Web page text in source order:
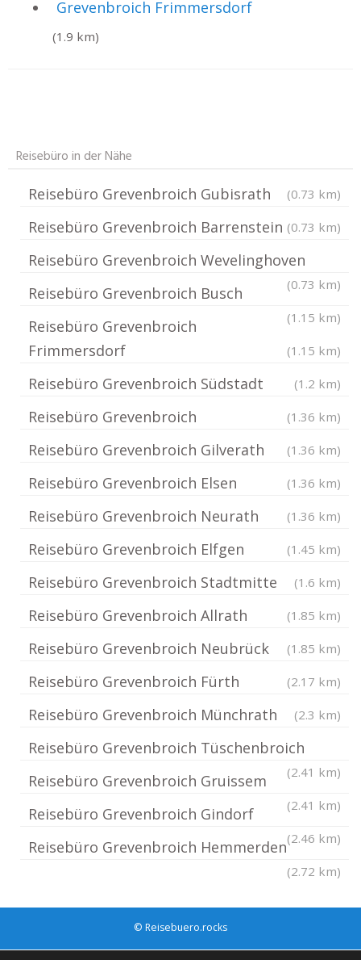
Grevenbroich Frimmersdorf
(1.9 km)
Reisebüro in der Nähe
Reisebüro Grevenbroich Gubisrath (0.73 km)
Reisebüro Grevenbroich Barrenstein (0.73 km)
Reisebüro Grevenbroich Wevelinghoven
(0.73 km)
Reisebüro Grevenbroich Busch
(1.15 km)
Reisebüro Grevenbroich
Frimmersdorf
(1.15 km)
Reisebüro Grevenbroich Südstadt (1.2 km)
Reisebüro Grevenbroich (1.36 km)
Reisebüro Grevenbroich Gilverath (1.36 km)
Reisebüro Grevenbroich Elsen (1.36 km)
Reisebüro Grevenbroich Neurath (1.36 km)
Reisebüro Grevenbroich Elfgen (1.45 km)
Reisebüro Grevenbroich Stadtmitte (1.6 km)
Reisebüro Grevenbroich Allrath (1.85 km)
Reisebüro Grevenbroich Neubrück (1.85 km)
Reisebüro Grevenbroich Fürth (2.17 km)
Reisebüro Grevenbroich Münchrath (2.3 km)
Reisebüro Grevenbroich Tüschenbroich
(2.41 km)
Reisebüro Grevenbroich Gruissem
(2.41 km)
Reisebüro Grevenbroich Gindorf
(2.46 km)
Reisebüro Grevenbroich Hemmerden
(2.72 km)
© Reisebuero.rocks